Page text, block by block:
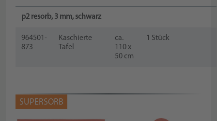
p2 resorb, 3 mm, schwarz
964501-
873
Kaschierte
Tafel
ca.
110 x
50 cm
1 Stück
SUPERSORB